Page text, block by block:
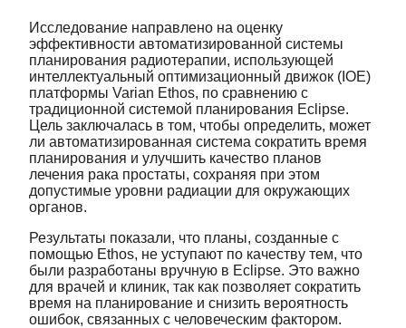
Исследование направлено на оценку
эффективности автоматизированной системы
планирования радиотерапии, использующей
интеллектуальный оптимизационный движок (IOE)
платформы Varian Ethos, по сравнению с
традиционной системой планирования Eclipse.
Цель заключалась в том, чтобы определить, может
ли автоматизированная система сократить время
планирования и улучшить качество планов
лечения рака простаты, сохраняя при этом
допустимые уровни радиации для окружающих
органов.
Результаты показали, что планы, созданные с
помощью Ethos, не уступают по качеству тем, что
были разработаны вручную в Eclipse. Это важно
для врачей и клиник, так как позволяет сократить
время на планирование и снизить вероятность
ошибок, связанных с человеческим фактором.